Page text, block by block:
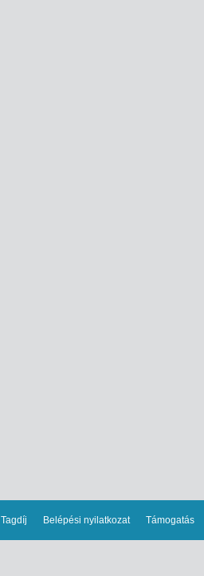
Tagdíj Belépési nyilatkozat Támogatás